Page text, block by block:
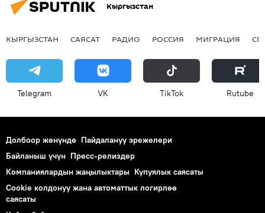
Кыргызстан
КЫРГЫЗСТАН САЯСАТ РАДИО РОССИЯ МИГРАЦИЯ
Telegram VK ТikТоk Rutube
Долбоор жөнүндө Пайдалануу эрежелери
Байланыш үчүн Пресс-релиздер
Компаниялардын жаңылыктары Купуялык саясаты
Cookie колдонуу жана автоматтык логирлөө
саясаты